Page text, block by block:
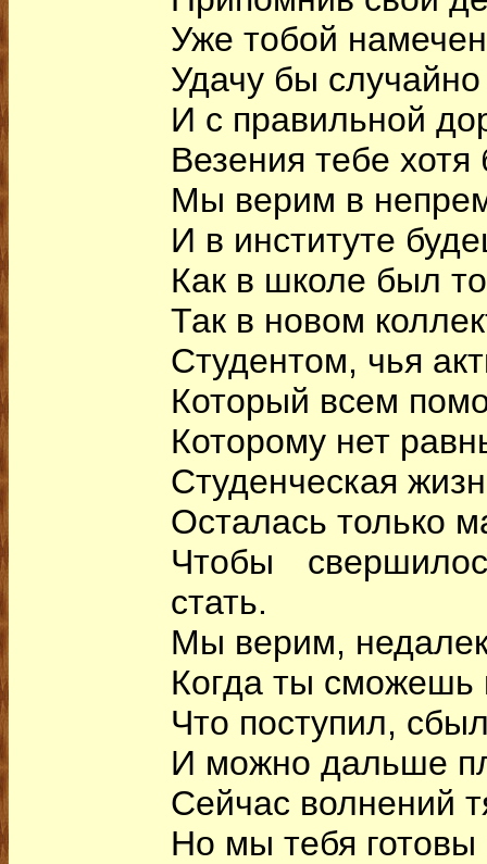
Уже тобой
Удачу бы случайно
И с правильной
Везения тебе хотя
Мы верим в
И в институте
Как в школе был
Так в новом
Студентом, чья
Который всем
Которому нет
Студенческая
Осталась только
Чтобы
стать.
Мы верим,
Когда ты сможешь
Что поступил,
И можно дальше
Сейчас волнений
Но мы тебя готовы